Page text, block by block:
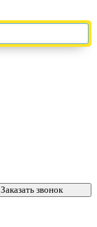
Заказать звонок